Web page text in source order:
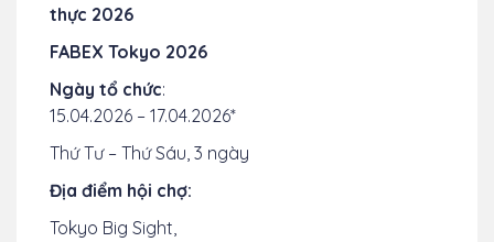
thực 2026
FABEX Tokyo 2026
Ngày tổ chức:
15.04.2026 – 17.04.2026*
Thứ Tư – Thứ Sáu, 3 ngày
Địa điểm hội chợ:
Tokyo Big Sight,